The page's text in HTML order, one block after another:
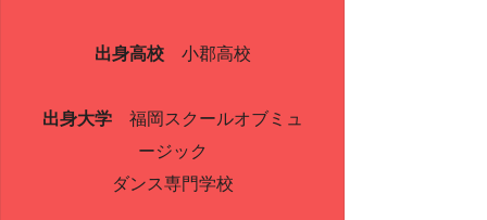
出身高校 小郡高校
出身大学 福岡スクールオブミュ
ージック
ダンス専門学校